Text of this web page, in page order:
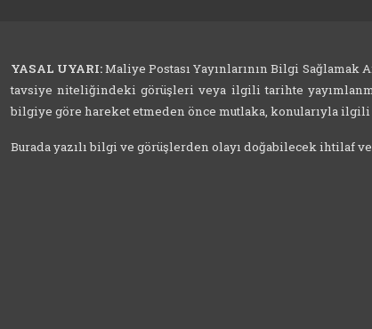
YASAL UYARI:Maliye Postası Yayınlarının Bilgi Sağlamak
tavsiye niteliğindeki görüşleri veya ilgili tarihte
bilgiye göre hareket etmeden önce mutlaka, konularıyla
Burada yazılı bilgi ve görüşlerden olayı doğabilecek ihtilaf